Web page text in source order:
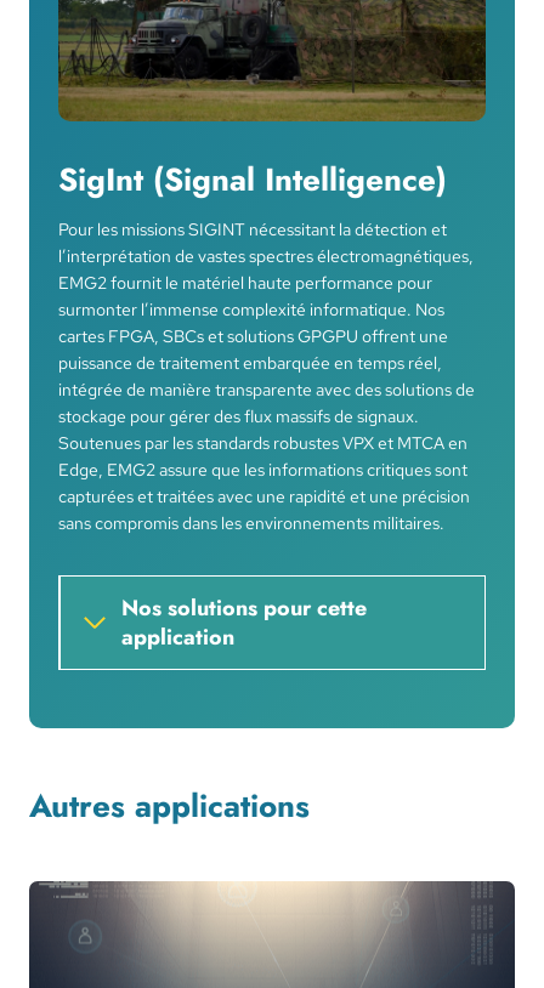
SigInt (Signal Intelligence)
Pour les missions SIGINT nécessitant la détection et
l’interprétation de vastes spectres électromagnétiques,
EMG2 fournit le matériel haute performance pour
surmonter l’immense complexité informatique. Nos
cartes FPGA, SBCs et solutions GPGPU offrent une
puissance de traitement embarquée en temps réel,
intégrée de manière transparente avec des solutions de
stockage pour gérer des flux massifs de signaux.
Soutenues par les standards robustes VPX et MTCA en
Edge, EMG2 assure que les informations critiques sont
capturées et traitées avec une rapidité et une précision
sans compromis dans les environnements militaires.
Nos solutions pour cette
application
Autres applications